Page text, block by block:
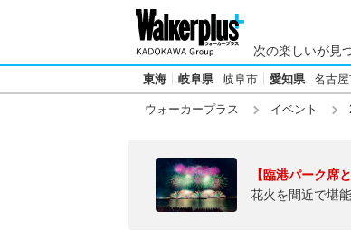
次の楽しいが見
東海 岐阜県 岐阜市 愛知県 名古
ウォーカープラス イベント
【臨港パーク席
花火を間近で堪